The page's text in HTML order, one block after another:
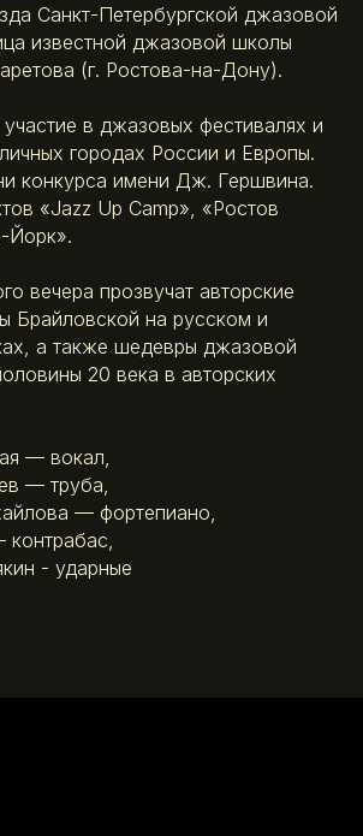
Санкт-Петербургской джазовой
известной джазовой школы
(г. Ростова-на-Дону).
в джазовых фестивалях и
городах России и Европы.
конкурса имени Дж. Гершвина.
«Jazz Up Camp», «Ростов
Йорк».
вечера прозвучат авторские
Брайловской на русском и
а также шедевры джазовой
20 века в авторских
— вокал,
— труба,
— фортепиано,
- ударные